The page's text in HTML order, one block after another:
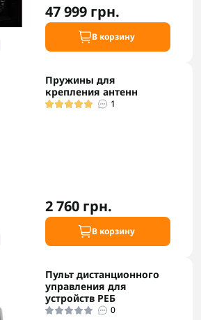
47 999 грн.
В корзину
Пружины для
крепления антенн
1
2 760 грн.
В корзину
Пульт дистанционного
управления для
устройств РЕБ
0